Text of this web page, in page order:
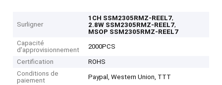
Surligner
1CH SSM2305RMZ-REEL7,
2.8W SSM2305RMZ-REEL7,
MSOP SSM2305RMZ-REEL7
Capacité
d'approvisionnement
2000PCS
Certification
ROHS
Conditions de
paiement
Paypal, Western Union, TTT